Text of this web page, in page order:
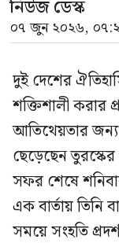
নিউজ ডেস্ক
০৭ জুন ২০২৬,
দুই দেশের
শক্তিশালী করার
আতিথেয়তার জন্য
ছেড়েছেন তুরস্কের
সফর শেষে
এক বার্তায় তিনি
সময়ে সংহতি